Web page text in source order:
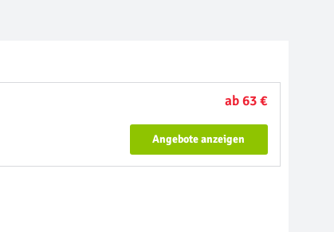
ab 63 €
Angebote anzeigen